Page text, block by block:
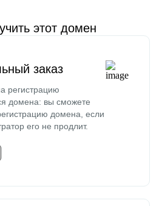
этот домен
заказ
регистрацию
домена: вы сможете
домена, если
его не продлит.